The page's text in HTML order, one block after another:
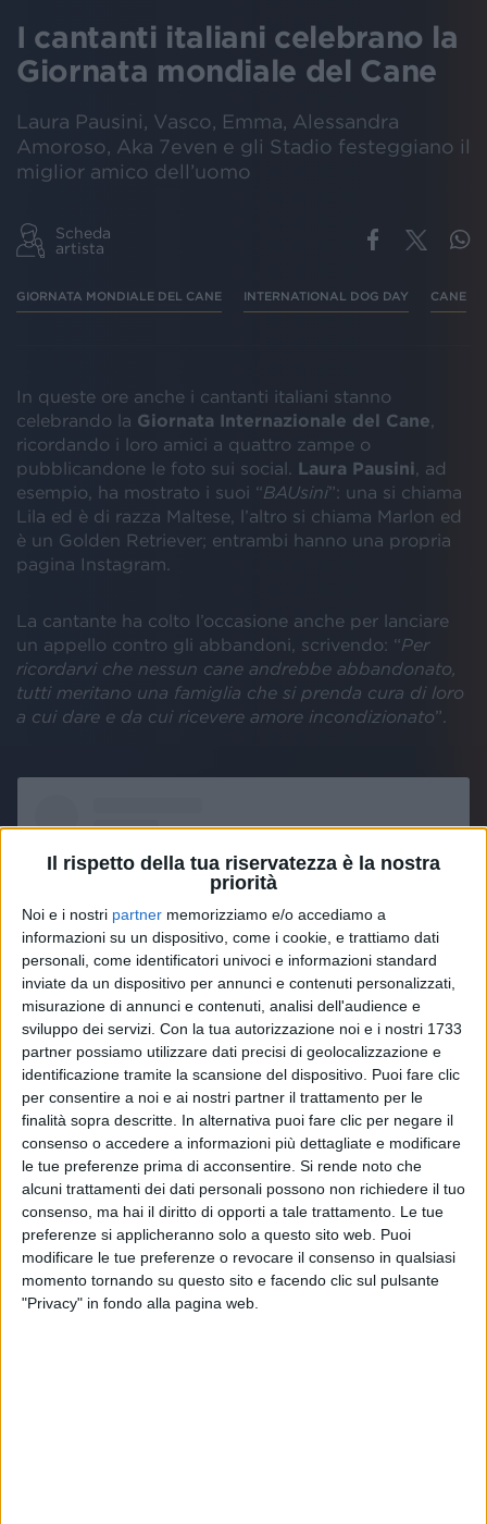
Il rispetto della tua riservatezza è la nostra
priorità
Noi e i nostri partner memorizziamo e/o accediamo a
informazioni su un dispositivo, come i cookie, e trattiamo dati
personali, come identificatori univoci e informazioni standard
inviate da un dispositivo per annunci e contenuti personalizzati,
misurazione di annunci e contenuti, analisi dell'audience e
sviluppo dei servizi. Con la tua autorizzazione noi e i nostri 1733
partner possiamo utilizzare dati precisi di geolocalizzazione e
identificazione tramite la scansione del dispositivo. Puoi fare clic
per consentire a noi e ai nostri partner il trattamento per le
finalità sopra descritte. In alternativa puoi fare clic per negare il
consenso o accedere a informazioni più dettagliate e modificare
le tue preferenze prima di acconsentire. Si rende noto che
alcuni trattamenti dei dati personali possono non richiedere il tuo
consenso, ma hai il diritto di opporti a tale trattamento. Le tue
preferenze si applicheranno solo a questo sito web. Puoi
modificare le tue preferenze o revocare il consenso in qualsiasi
momento tornando su questo sito e facendo clic sul pulsante
"Privacy" in fondo alla pagina web.
I cantanti italiani celebrano la
Giornata mondiale del Cane
Laura Pausini, Vasco, Emma, Alessandra
Amoroso, Aka 7even e gli Stadio festeggiano il
miglior amico dell’uomo
Scheda
artista
GIORNATA MONDIALE DEL CANE INTERNATIONAL DOG DAY CANE
In queste ore anche i cantanti italiani stanno
celebrando la Giornata Internazionale del Cane
ricordando i loro amici a quattro zampe o
pubblicandone le foto sui social. Laura Pausini , ad
esempio, ha mostrato i suoi “BAUsini”: una si chiama
Lila ed è di razza Maltese, l’altro si chiama Marlon ed
è un Golden Retriever; entrambi hanno una propria
pagina Instagram.
La cantante ha colto l’occasione anche per lanciare
un appello contro gli abbandoni, scrivendo: “Per
ricordarvi che nessun cane andrebbe abbandonato,
tutti meritano una famiglia che si prenda cura di loro
a cui dare e da cui ricevere amore incondizionato”.
Visualizza questo post su Instagram